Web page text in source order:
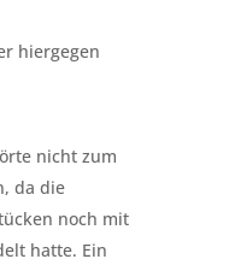
hiergegen
nicht zum
da die
noch mit
hatte. Ein